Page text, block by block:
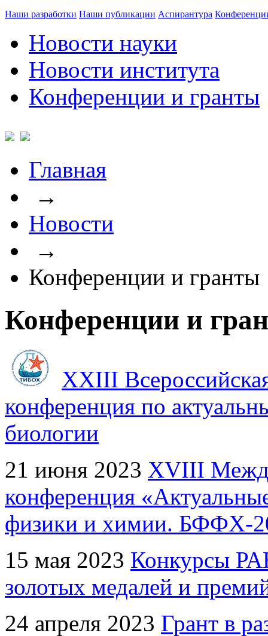
Наши разработки Наши публикации Аспирантура
Новости науки
Новости института
Конференции и гранты
Главная
→
Новости
→
Конференции и гранты
Конференции и
XXIII
конференция по
биологии
21 июня 2023 XVIII
конференция
физики и химии. БФФХ-
15 мая 2023 Конкурсы
золотых медалей и
24 апреля 2023 Грант в